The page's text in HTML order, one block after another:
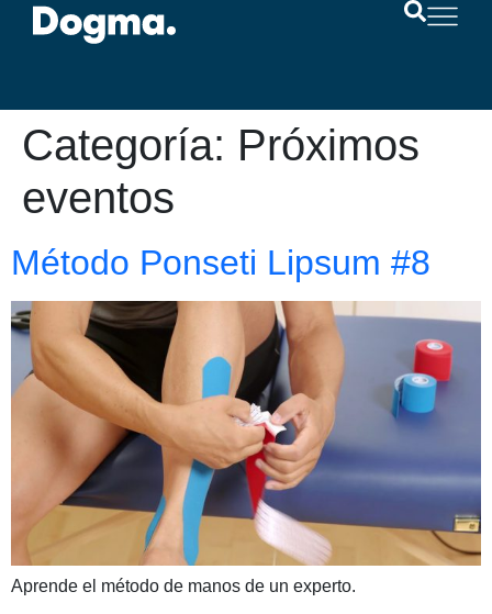
Categoría: Próximos
eventos
Método Ponseti Lipsum #8
Aprende el método de manos de un experto.